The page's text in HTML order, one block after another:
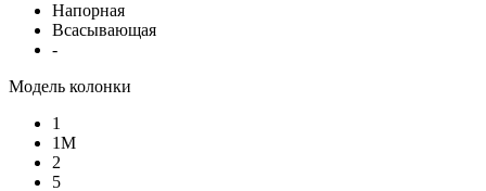
Напорная
Всасывающая
-
Модель колонки
1
1М
2
5